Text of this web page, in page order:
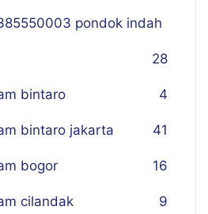
pondok indah
28
bintaro 4
bintaro jakarta 41
bogor 16
cilandak 9